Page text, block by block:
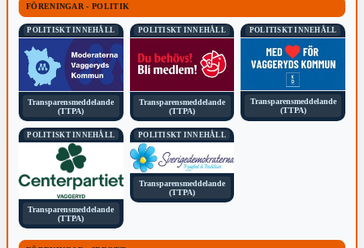
FÖRENINGAR - POLITIK
POLITISKT INNEHÅLL
Transparensmeddelande
(TTPA)
POLITISKT INNEHÅLL
Transparensmeddelande
(TTPA)
POLITISKT INNEHÅLL
Transparensmeddelande
(TTPA)
POLITISKT INNEHÅLL
Transparensmeddelande
(TTPA)
POLITISKT INNEHÅLL
Transparensmeddelande
(TTPA)